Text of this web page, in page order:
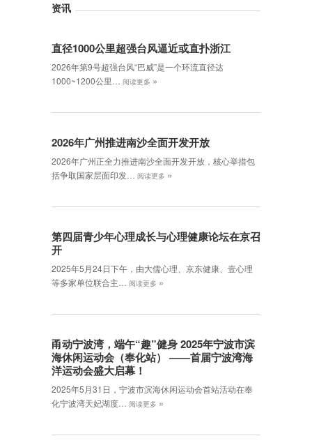
资讯
直径1000公里超强台风逼近或直扑浙江
2026年第9号超强台风“巴威”是一个环流直径达
1000~1200公里…
阅读更多 »
2026年广州推进南沙全面开发开放
2026年广州正全力推进南沙全面开发开放，核心举措包
括争取国家层面印发…
阅读更多 »
第四届青少年心理成长与心理健康论坛在京召
开
2025年5月24日下午，由大儒心理、京东健康、壹心理
等多家单位联合主…
阅读更多 »
甬动宁波湾，端午“趣”健身 2025年宁波市滨
海休闲运动会（奉化站） ——首届宁波湾海
洋运动会盛大启幕！
2025年5月31日，宁波市滨海休闲运动会首站活动在奉
化宁波湾天妃湖度…
阅读更多 »